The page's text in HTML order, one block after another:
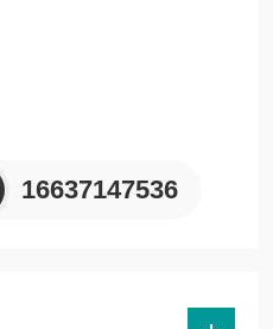
16637147536